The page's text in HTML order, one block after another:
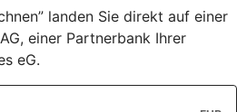
landen Sie direkt auf einer
einer Partnerbank Ihrer
eG.